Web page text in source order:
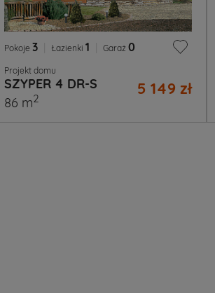
Pokoje 3 Łazienki 1 Garaż 0
Projekt domu
SZYPER 4 DR-S 5 149 zł
86 m2